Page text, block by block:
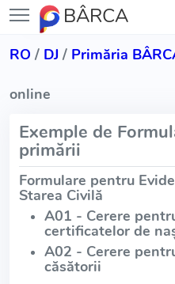
BÂRCA
RO / DJ / Primăria
online
Exemple de
primării
Formulare pentru
Starea Civilă
A01 - Cerere
certificatelor de
A02 - Cerere
căsătorii